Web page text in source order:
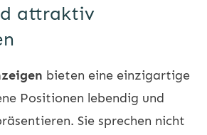
attraktiv
bieten eine einzigartige
Positionen lebendig und
Sie sprechen nicht